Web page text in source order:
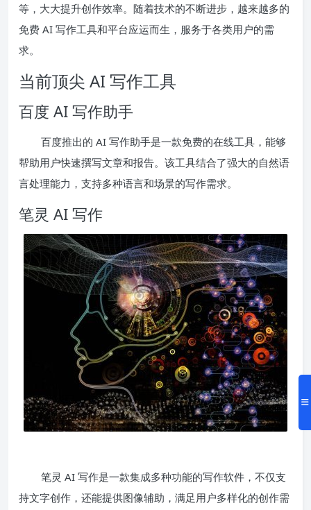
等，大大提升创作效率。随着技术的不断进步，越来越多的
免费 AI 写作工具和平台应运而生，服务于各类用户的需
求。
当前顶尖 AI 写作工具
百度 AI 写作助手
百度推出的 AI 写作助手是一款免费的在线工具，能够
帮助用户快速撰写文章和报告。该工具结合了强大的自然语
言处理能力，支持多种语言和场景的写作需求。
笔灵 AI 写作
笔灵 AI 写作是一款集成多种功能的写作软件，不仅支
持文字创作，还能提供图像辅助，满足用户多样化的创作需